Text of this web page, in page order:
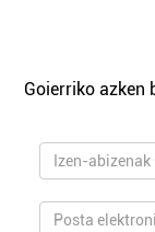
Goierriko azken